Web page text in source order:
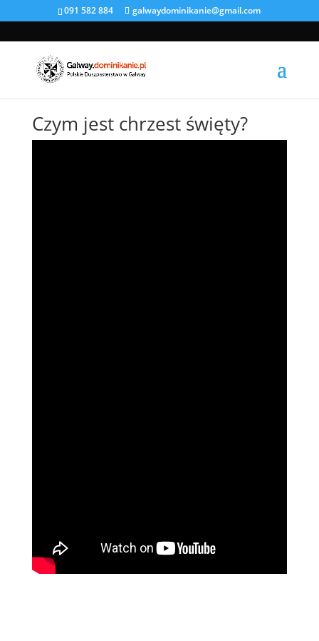
091 582 884 galwaydominikanie@gmail.com
Czym jest chrzest święty?